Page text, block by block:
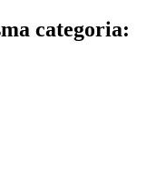
categoria: